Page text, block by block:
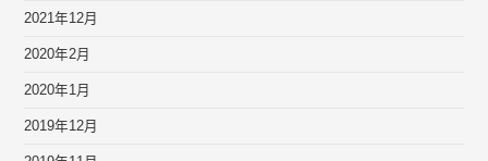
2021年12月
2020年2月
2020年1月
2019年12月